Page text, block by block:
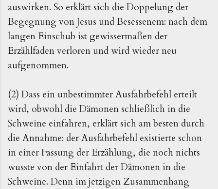
auswirken. So erklärt sich die Doppelung der
Begegnung von Jesus und Besessenem: nach dem
langen Einschub ist gewissermaßen der
Erzählfaden verloren und wird wieder neu
aufgenommen.
(2) Dass ein unbestimmter Ausfahrbefehl erteilt
wird, obwohl die Dämonen schließlich in die
Schweine einfahren, erklärt sich am besten durch
die Annahme: der Ausfahrbefehl existierte schon
in einer Fassung der Erzählung, die noch nichts
wusste von der Einfahrt der Dämonen in die
Schweine. Denn im jetzigen Zusammenhang